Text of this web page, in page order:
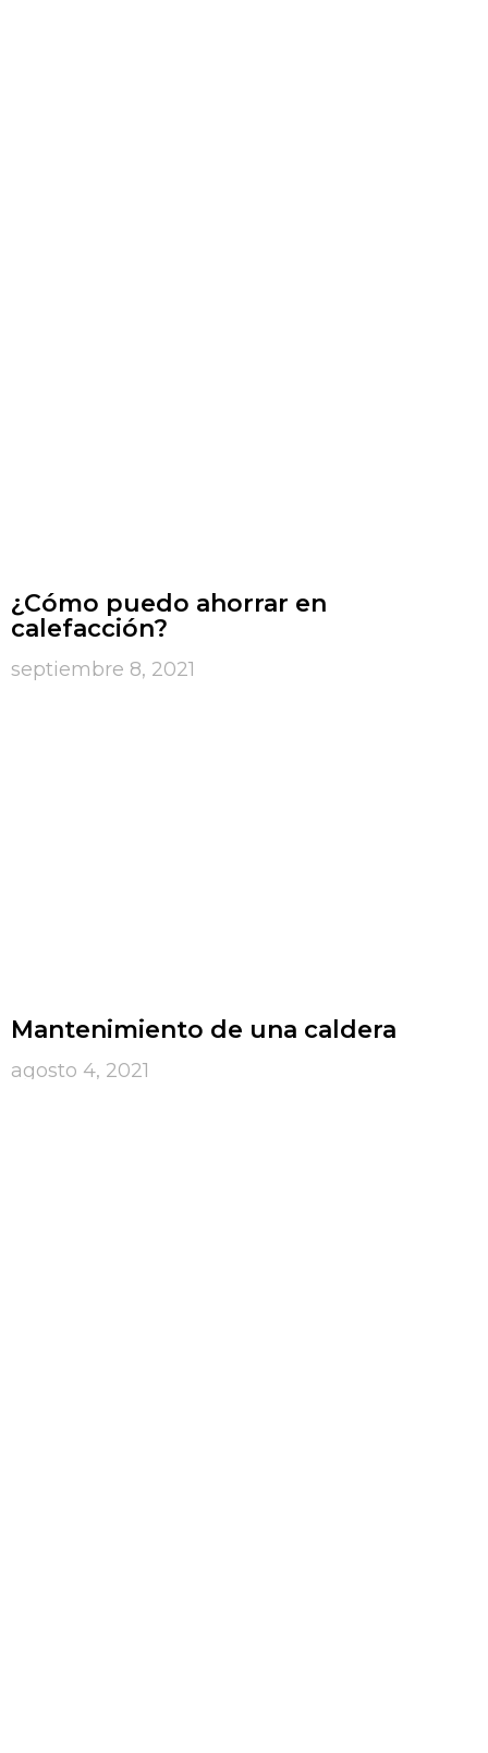
¿Cómo puedo ahorrar en
calefacción?
septiembre 8, 2021
Mantenimiento de una caldera
agosto 4, 2021